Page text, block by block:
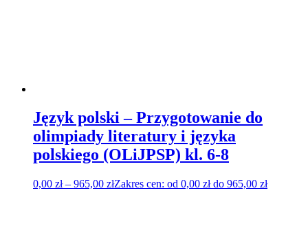
Język polski – Przygotowanie do
olimpiady literatury i języka
polskiego (OLiJPSP) kl. 6-8
0,00 zł – 965,00 złZakres cen: od 0,00 zł do 965,00 zł